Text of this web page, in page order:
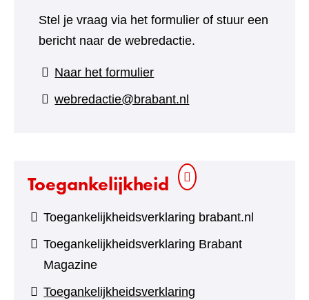
Stel je vraag via het formulier of stuur een
bericht naar de webredactie.
Naar het formulier(verwijst
naar
webredactie@brabant.nl
Toegankelijkheid
Toegankelijkheidsverklaring brabant.nl
Toegankelijkheidsverklaring Brabant
Magazine
Toegankelijkheidsverklaring